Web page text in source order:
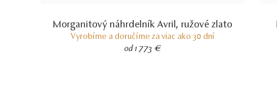
Morganitový náhrdelník Avril, ružové zlato
Vyrobíme a doručíme za viac ako 30 dní
od 1 773 €